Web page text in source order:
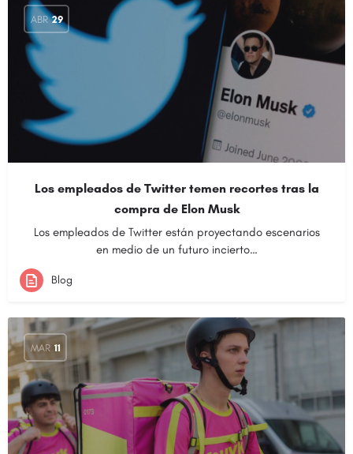
ABR 29
Los empleados de Twitter temen recortes tras la
compra de Elon Musk
Los empleados de Twitter están proyectando escenarios
en medio de un futuro incierto…
Blog
MAR 11